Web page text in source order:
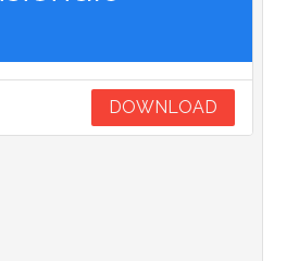
DOWNLOAD